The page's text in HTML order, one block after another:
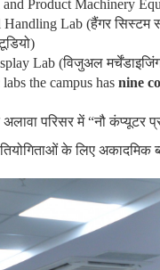
Product Machinery
Handling Lab (हैंगर सिस्टम
Lab (विजुअल
the campus has nine
परिसर में “नौ कंप्यूटर
के लिए अकादमिक